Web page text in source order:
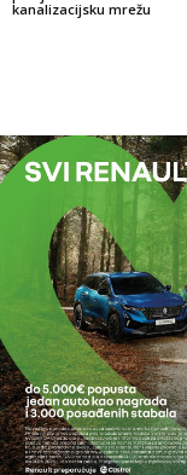
kanalizacijsku mrežu